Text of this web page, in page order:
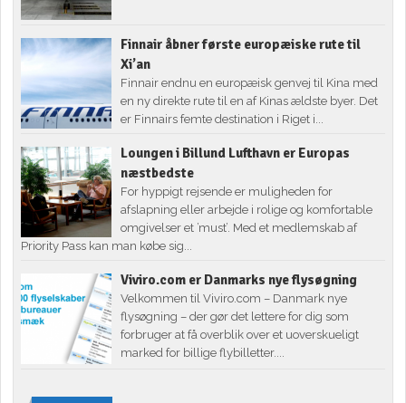
Finnair åbner første europæiske rute til
Xi’an
Finnair endnu en europæisk genvej til Kina med
en ny direkte rute til en af Kinas ældste byer. Det
er Finnairs femte destination i Riget i...
Loungen i Billund Lufthavn er Europas
næstbedste
For hyppigt rejsende er muligheden for
afslapning eller arbejde i rolige og komfortable
omgivelser et ’must’. Med et medlemskab af
Priority Pass kan man købe sig...
Viviro.com er Danmarks nye flysøgning
Velkommen til Viviro.com – Danmark nye
flysøgning – der gør det lettere for dig som
forbruger at få overblik over et uoverskueligt
marked for billige flybilletter....